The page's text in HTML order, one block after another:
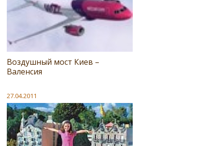
Воздушный мост Киев –
Валенсия
27.04.2011